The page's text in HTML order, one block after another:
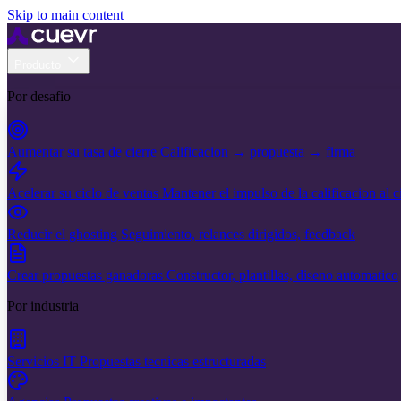
Skip to main content
Por desafio
Aumentar su tasa de cierre Calificacion → propuesta → firma
Acelerar su ciclo de ventas Mantener el impulso de la calificacion al
Reducir el ghosting Seguimiento, relances dirigidos, feedback
Crear propuestas ganadoras Constructor, plantillas, diseno automatico
Por industria
Servicios IT Propuestas tecnicas estructuradas